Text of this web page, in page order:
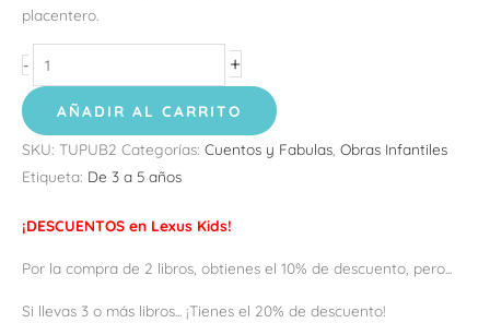
placentero.
- +
AÑADIR AL CARRITO
SKU: TUPUB2 Categorías: Cuentos y Fabulas Obras Infantiles
Etiqueta: De 3 a 5 años
¡DESCUENTOS en Lexus Kids!
Por la compra de 2 libros, obtienes el 10% de descuento, pero...
Si llevas 3 o más libros... ¡Tienes el 20% de descuento!